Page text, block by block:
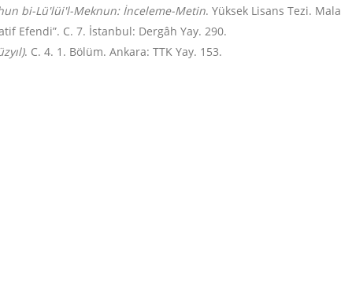
bi-Lü'lüi'l-Meknun: İnceleme-Metin. Yüksek Lisans Tezi.
Efendi”. C. 7. İstanbul: Dergâh Yay. 290.
. C. 4. 1. Bölüm. Ankara: TTK Yay. 153.